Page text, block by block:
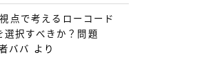
点で考えるローコード
選択すべきか？問題
ババ より